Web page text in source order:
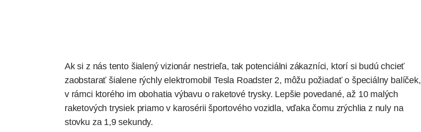
Ak si z nás tento šialený vizionár nestrieľa, tak potenciálni zákazníci, ktorí si budú chcieť
zaobstarať šialene rýchly elektromobil Tesla Roadster 2, môžu požiadať o špeciálny balíček,
v rámci ktorého im obohatia výbavu o raketové trysky. Lepšie povedané, až 10 malých
raketových trysiek priamo v karosérii športového vozidla, vďaka čomu zrýchlia z nuly na
stovku za 1,9 sekundy.